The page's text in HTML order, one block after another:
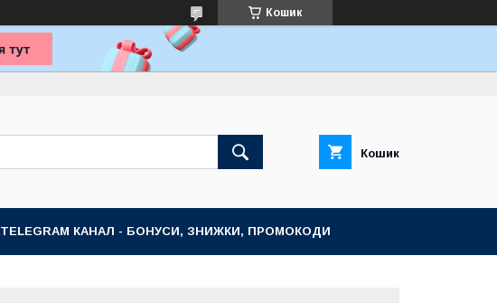
Кошик
Кошик
TELEGRAM КАНАЛ - БОНУСИ, ЗНИЖКИ, ПРОМОКОДИ